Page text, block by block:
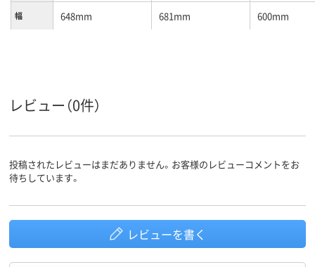
幅 648mm 681mm 600mm
段数 5段
キャスタ
カラーグ
レッド系
レビュー（0件）
投稿されたレビューはまだありません。お客様のレビューコメントをお
待ちしています。
レビューを書く